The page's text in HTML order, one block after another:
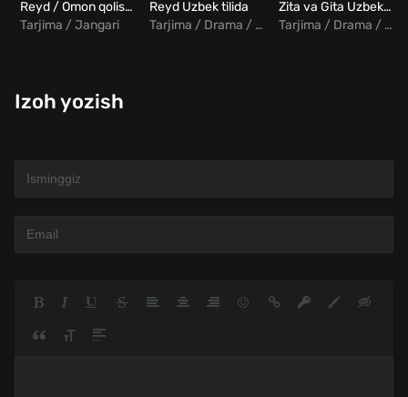
Reyd / Omon qolish / Tirik qolish Uzbek Tilida
Tarjima / Jangari
Reyd Uzbek tilida
Tarjima / Drama / Hind
Zita va Gita Uzbek tilida
Tarjima / Drama / Komediya / Melodrama / Sarguzasht / Hind
Izoh yozish